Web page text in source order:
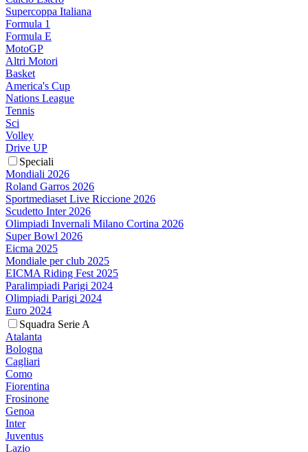
Supercoppa Italiana
Formula 1
Formula E
MotoGP
Altri Motori
Basket
America's Cup
Nations League
Tennis
Sci
Volley
Drive UP
Speciali
Mondiali 2026
Roland Garros 2026
Sportmediaset Live Riccione 2026
Scudetto Inter 2026
Olimpiadi Invernali Milano Cortina 2026
Super Bowl 2026
Eicma 2025
Mondiale per club 2025
EICMA Riding Fest 2025
Paralimpiadi Parigi 2024
Olimpiadi Parigi 2024
Euro 2024
Squadra Serie A
Atalanta
Bologna
Cagliari
Como
Fiorentina
Frosinone
Genoa
Inter
Juventus
Lazio